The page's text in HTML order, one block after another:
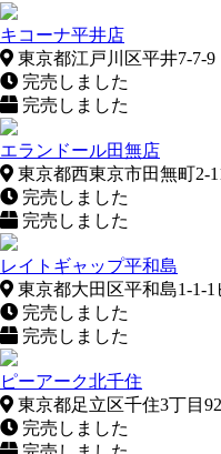
キコーナ平井店
東京都江戸川区平井7-7-9
完売しました
完売しました
エランドール田無店
東京都西東京市田無町2-
完売しました
完売しました
レイトギャップ平和島
東京都大田区平和島1-1-
完売しました
完売しました
ピーアーク北千住
東京都足立区千住3丁目
完売しました